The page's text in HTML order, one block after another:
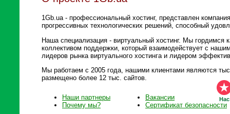
1Gb.ua - профессиональный хостинг, представлен
прогрессивных технологических решений, способный
Наша специализация - виртуальный хостинг. Мы гордимся
коллективом поддержки, который взаимодействует с
лидеров рынка виртуального хостинга и лидером
Мы работаем с 2005 года, нашими клиентами являются
размещено более 12 тыс. сайтов.
Наши партнеры
Почему мы?
Вакансии
Сертификат безопасности